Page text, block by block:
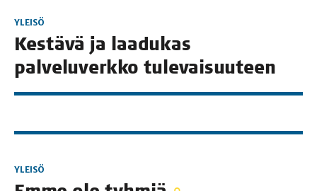
YLEISÖ
Kes­tä­vä ja laa­du­kas
pal­ve­lu­verk­ko tulevaisuuteen
YLEISÖ